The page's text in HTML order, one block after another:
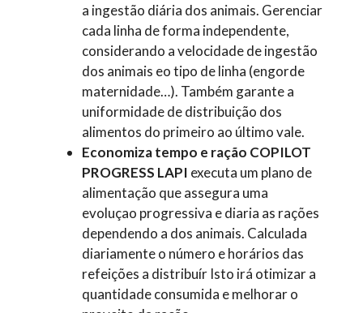
a ingestão diária dos animais. Gerenciar
cada linha de forma independente,
considerando a velocidade de ingestão
dos animais eo tipo de linha (engorde
maternidade…). Também garante a
uniformidade de distribuição dos
alimentos do primeiro ao último vale.
Economiza tempo e ração COPILOT
PROGRESS LAPI executa um plano de
alimentação que assegura uma
evoluçao progressiva e diaria as rações
dependendo a dos animais. Calculada
diariamente o número e horários das
refeições a distribuír Isto irá otimizar a
quantidade consumida e melhorar o